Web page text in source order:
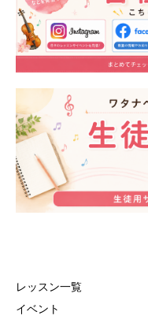
レッスン一覧
イベント